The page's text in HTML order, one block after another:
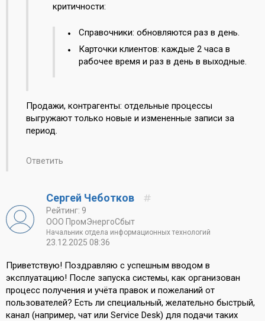
критичности:
Справочники: обновляются раз в день.
Карточки клиентов: каждые 2 часа в
рабочее время и раз в день в выходные.
Продажи, контрагенты: отдельные процессы
выгружают только новые и измененные записи за
период.
Ответить
Сергей Чеботков
Рейтинг: 9
ООО ПромЭнергоСбыт
Начальник отдела информационных технологий
23.12.2025 08:36
Приветствую! Поздравляю с успешным вводом в
эксплуатацию! После запуска системы, как организован
процесс получения и учёта правок и пожеланий от
пользователей? Есть ли специальный, желательно быстрый,
канал (например, чат или Service Desk) для подачи таких